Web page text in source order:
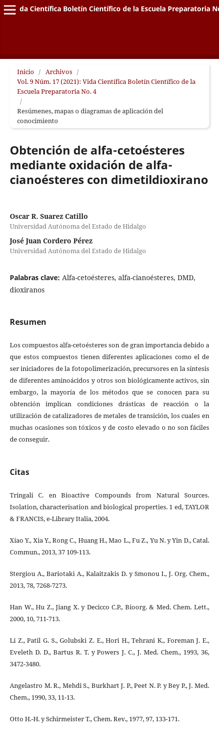
Vida Científica Boletín Científico de la Escuela Preparatoria
Inicio / Archivos /
Vol. 9 Núm. 17 (2021): Vida Científica Boletín Científico de la
Escuela Preparatoria No. 4
/
Resúmenes, mapas o diagramas de aplicación del
conocimiento
Obtención de alfa-cetoésteres
mediante oxidación de alfa-
cianoésteres con dimetildioxirano
Oscar R. Suarez Catillo
Universidad Autónoma del Estado de Hidalgo
José Juan Cordero Pérez
Universidad Autónoma del Estado de Hidalgo
Palabras clave: Alfa-cetoésteres, alfa-cianoésteres, DMD,
dioxiranos
Resumen
Los compuestos alfa-cetoésteres son de gran importancia debido a
que estos compuestos tienen diferentes aplicaciones como el de
ser iniciadores de la fotopolimerización, precursores en la síntesis
de diferentes aminoácidos y otros son biológicamente activos, sin
embargo, la mayoría de los métodos que se conocen para su
obtención implican condiciones drásticas de reacción o la
utilización de catalizadores de metales de transición, los cuales en
muchas ocasiones son tóxicos y de costo elevado o no son fáciles
de conseguir.
Citas
Tringali C. en Bioactive Compounds from Natural Sources.
Isolation, characterisation and biological properties. 1 ed, TAYLOR
& FRANCIS, e-Library Italia, 2004.
Xiao Y., Xia Y., Rong C., Huang H., Mao L., Fu Z., Yu N. y Yin D., Catal.
Commun., 2013, 37 109-113.
Stergiou A., Bariotaki A., Kalaitzakis D. y Smonou I., J. Org. Chem.,
2013, 78, 7268-7273.
Han W., Hu Z., Jiang X. y Decicco C.P., Bioorg. & Med. Chem. Lett.,
2000, 10, 711-713.
Li Z., Patil G. S., Golubski Z. E., Hori H., Tehrani K., Foreman J. E.,
Eveleth D. D., Bartus R. T. y Powers J. C., J. Med. Chem., 1993, 36,
3472-3480.
Angelastro M. R., Mehdi S., Burkhart J. P., Peet N. P. y Bey P., J. Med.
Chem., 1990, 33, 11-13.
Otto H.-H. y Schirmeister T., Chem. Rev., 1977, 97, 133-171.